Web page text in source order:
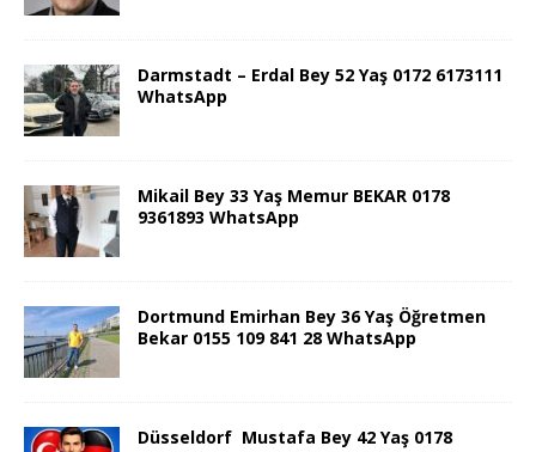
Darmstadt – Erdal Bey 52 Yaş 0172 6173111
WhatsApp
Mikail Bey 33 Yaş Memur BEKAR 0178
9361893 WhatsApp
Dortmund Emirhan Bey 36 Yaş Öğretmen
Bekar 0155 109 841 28 WhatsApp
Düsseldorf Mustafa Bey 42 Yaş 0178